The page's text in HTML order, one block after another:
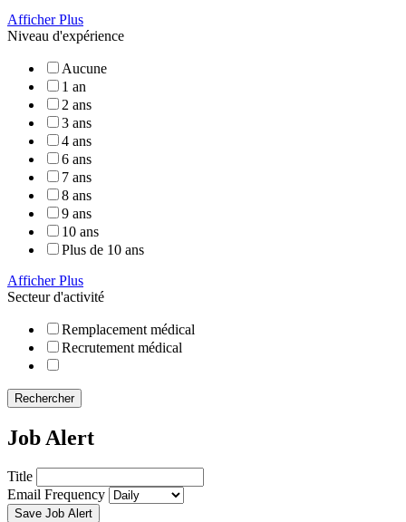
Afficher Plus
Niveau d'expérience
Aucune
1 an
2 ans
3 ans
4 ans
6 ans
7 ans
8 ans
9 ans
10 ans
Plus de 10 ans
Afficher Plus
Secteur d'activité
Remplacement médical
Recrutement médical
Rechercher
Job Alert
Title
Email Frequency
Save Job Alert